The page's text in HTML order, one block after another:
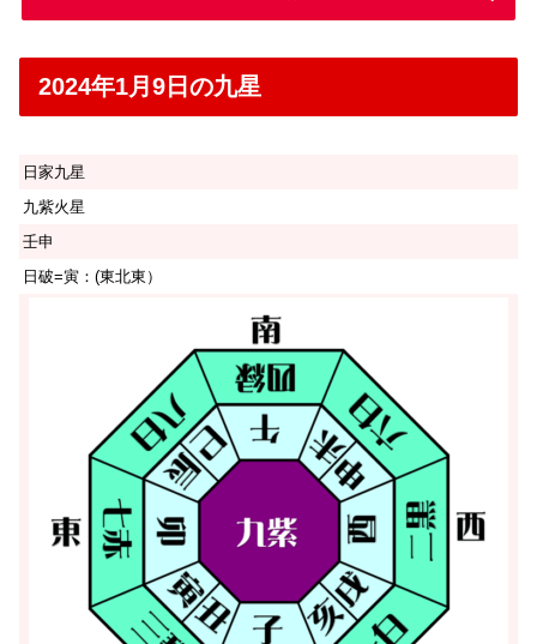
2024年1月9日の九星
日家九星
九紫火星
壬申
日破=寅：(東北東）